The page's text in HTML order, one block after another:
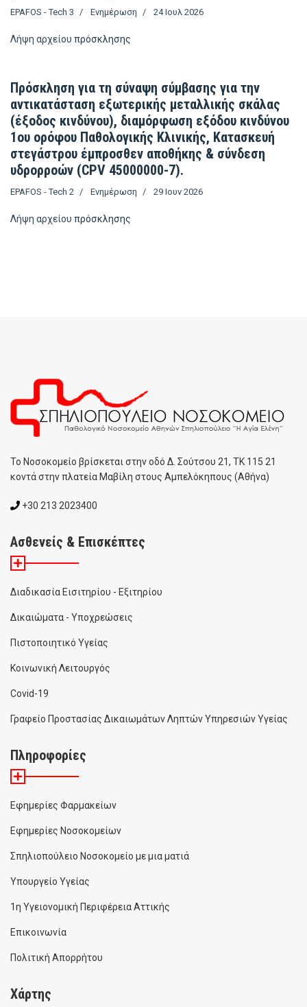
EPAFOS - Tech 3 Ενημέρωση 24 Ιουλ 2026
Λήψη αρχείου πρόσκλησης
Πρόσκληση για τη σύναψη σύμβασης για την
αντικατάσταση εξωτερικής μεταλλικής σκάλας
(έξοδος κινδύνου), διαμόρφωση εξόδου κινδύνου
1ου ορόφου Παθολογικής Κλινικής, Κατασκευή
στεγάστρου έμπροσθεν αποθήκης & σύνδεση
υδρορροών (CPV 45000000-7).
EPAFOS - Tech 2 Ενημέρωση 29 Ιουν 2026
Λήψη αρχείου πρόσκλησης
To Noσοκομείο βρίσκεται στην οδό Δ. Σούτσου 21, ΤΚ 115 21
κοντά στην πλατεία Μαβίλη στους Αμπελόκηπους (Αθήνα)
+30 213 2023400
Ασθενείς & Επισκέπτες
Διαδικασία Εισιτηρίου - Εξιτηρίου
Δικαιώματα - Υποχρεώσεις
Πιστοποιητικό Υγείας
Κοινωνική Λειτουργός
Covid-19
Γραφείο Προστασίας Δικαιωμάτων Ληπτών Υπηρεσιών Υγείας
Πληροφορίες
Εφημερίες Φαρμακείων
Εφημερίες Νοσοκομείων
Σπηλιοπούλειο Νοσοκομείο με μια ματιά
Υπουργείο Υγείας
1η Υγειονομική Περιφέρεια Αττικής
Επικοινωνία
Πολιτική Απορρήτου
Χάρτης